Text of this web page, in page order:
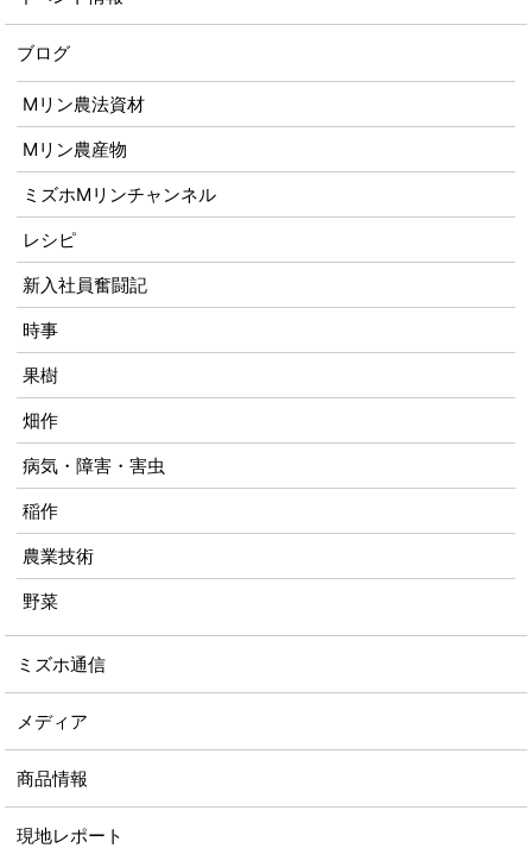
ブログ
Mリン農法資材
Mリン農産物
ミズホMリンチャンネル
レシピ
新入社員奮闘記
時事
果樹
畑作
病気・障害・害虫
稲作
農業技術
野菜
ミズホ通信
メディア
商品情報
現地レポート